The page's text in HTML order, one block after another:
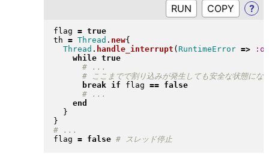
RUN ?
flag = true
th = Thread . new{
Thread . handle_interrupt ( RuntimeError =>
while true
break
if flag ==
false
end
}
}
flag = false # スレッド停止